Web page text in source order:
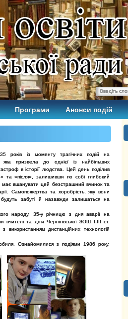
Програми Анонси подій
років із моменту трагічних подій на
яка призвела до однієї із найбільших
в історії людства. Цей день поділив
та «після», залишивши по собі глибокий
має вшанувати цей безстрашний вчинок та
Самопожертва та хоробрість, яку вони
забуті й назавжди залишаться на
народу, 35-у річницю з дня аварії на
та діти Чернігівської ЗОШ І-ІІІ ст.
використанням дистанційних технологій
Ознайомилися з подіями 1986 року.